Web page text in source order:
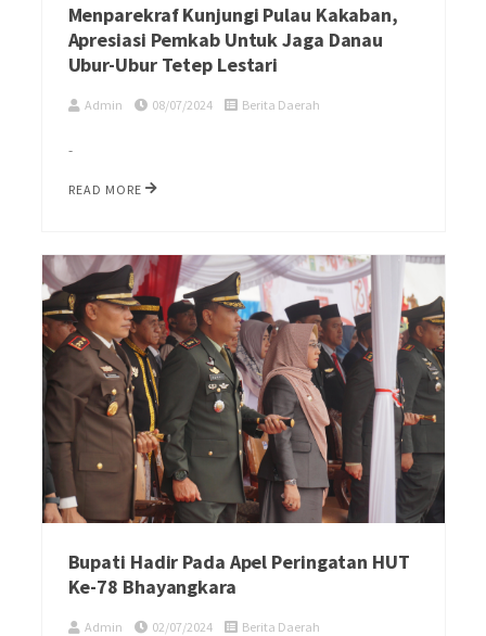
Menparekraf Kunjungi Pulau Kakaban,
Apresiasi Pemkab Untuk Jaga Danau
Ubur-Ubur Tetep Lestari
Admin 08/07/2024 Berita Daerah
-
READ MORE
Bupati Hadir Pada Apel Peringatan HUT
Ke-78 Bhayangkara
Admin 02/07/2024 Berita Daerah